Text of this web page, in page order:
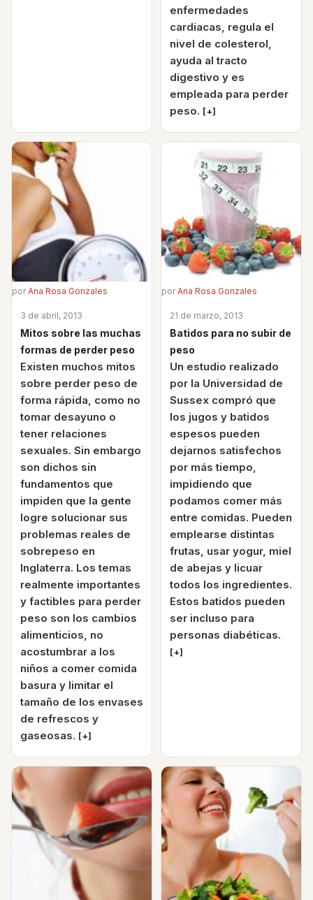
enfermedades
cardiacas, regula el
nivel de colesterol,
ayuda al tracto
digestivo y es
empleada para perder
peso. [+]
porAna Rosa Gonzales
3 de abril, 2013
Mitos sobre las muchas
formas de perder peso
Existen muchos mitos
sobre perder peso de
forma rápida, como no
tomar desayuno o
tener relaciones
sexuales. Sin embargo
son dichos sin
fundamentos que
impiden que la gente
logre solucionar sus
problemas reales de
sobrepeso en
Inglaterra. Los temas
realmente importantes
y factibles para perder
peso son los cambios
alimenticios, no
acostumbrar a los
niños a comer comida
basura y limitar el
tamaño de los envases
de refrescos y
gaseosas. [+]
porAna Rosa Gonzales
21 de marzo, 2013
Batidos para no subir de
peso
Un estudio realizado
por la Universidad de
Sussex compró que
los jugos y batidos
espesos pueden
dejarnos satisfechos
por más tiempo,
impidiendo que
podamos comer más
entre comidas. Pueden
emplearse distintas
frutas, usar yogur, miel
de abejas y licuar
todos los ingredientes.
Estos batidos pueden
ser incluso para
personas diabéticas.
[+]